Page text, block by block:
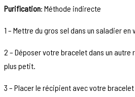
Purification: Méthode indirecte
1 – Mettre du gros sel dans un saladier en
2 – Déposer votre bracelet dans un autre
plus petit.
3 – Placer le récipient avec votre